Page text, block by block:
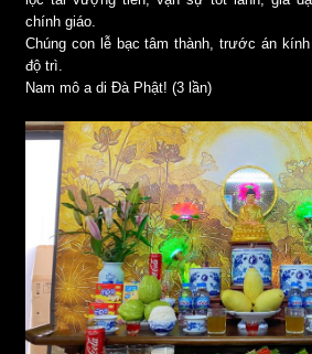
chính giáo.
Chúng con lễ bạc tâm thành, trước án
độ trì.
Nam mô a di Đà Phật! (3 lần)